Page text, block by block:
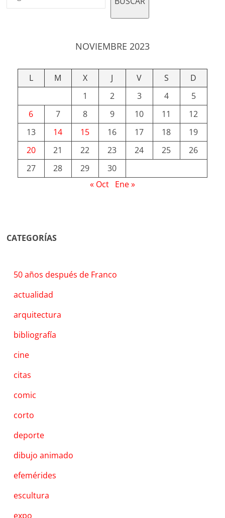
NOVIEMBRE 2023
L M X J V S
D
1
2 3 4
5
6
7 8 9 10 11
12
13
14 15 16 17 18
19
20
21 22 23 24 25
26
27
28 29
30
« Oct Ene »
CATEGORÍAS
50 años después de Franco
actualidad
arquitectura
bibliografía
cine
citas
comic
corto
deporte
dibujo animado
efemérides
escultura
expo